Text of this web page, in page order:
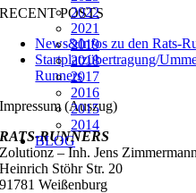
2022
2021
2019
2018
2017
2016
2015
2014
BLOG
RECENT POSTS
News&Infos zu den Rats-
Startplatzübertragung/
Runners
Impressum (Auszug)
RATS-RUNNERS
Zolutionz – Inh. Jens Zimmermann
Heinrich Stöhr Str. 20
91781 Weißenburg